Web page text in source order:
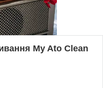
My Ato Clean